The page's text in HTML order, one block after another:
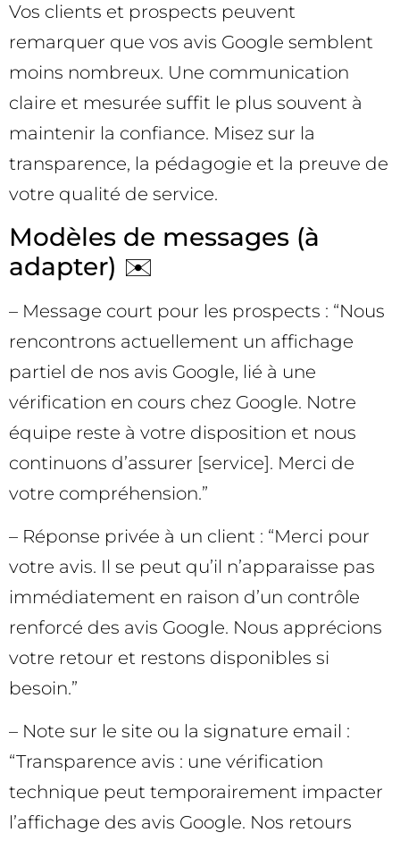
Vos clients et prospects peuvent
remarquer que vos avis Google semblent
moins nombreux. Une communication
claire et mesurée suffit le plus souvent à
maintenir la confiance. Misez sur la
transparence, la pédagogie et la preuve de
votre qualité de service.
Modèles de messages (à
adapter) ✉️
– Message court pour les prospects : “Nous
rencontrons actuellement un affichage
partiel de nos avis Google, lié à une
vérification en cours chez Google. Notre
équipe reste à votre disposition et nous
continuons d’assurer [service]. Merci de
votre compréhension.”
– Réponse privée à un client : “Merci pour
votre avis. Il se peut qu’il n’apparaisse pas
immédiatement en raison d’un contrôle
renforcé des avis Google. Nous apprécions
votre retour et restons disponibles si
besoin.”
– Note sur le site ou la signature email :
“Transparence avis : une vérification
technique peut temporairement impacter
l’affichage des avis Google. Nos retours